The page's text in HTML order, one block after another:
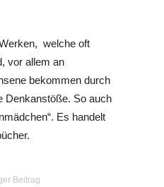
welche oft
vor allem an
bekommen durch
Denkanstöße. So auch
Es handelt
Beitrag